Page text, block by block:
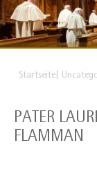
Startseite
PATER
FLAMMAN